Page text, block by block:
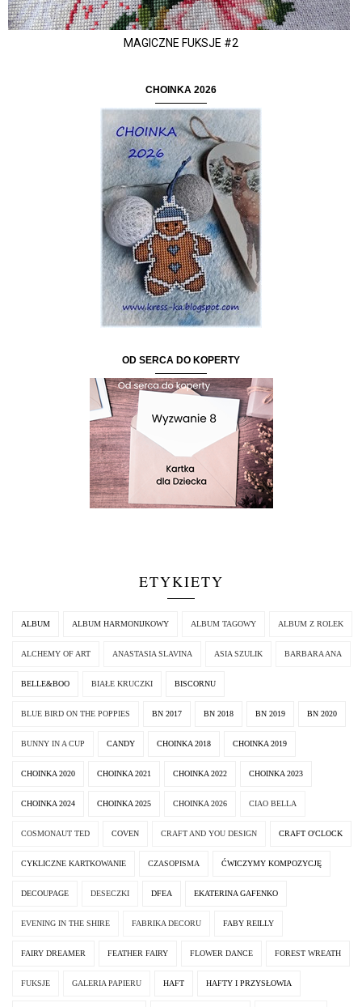
MAGICZNE FUKSJE #2
CHOINKA 2026
OD SERCA DO KOPERTY
ETYKIETY
ALBUM ALBUM HARMONIJKOWY ALBUM TAGOWY ALBUM Z ROLEK
ALCHEMY OF ART ANASTASIA SLAVINA ASIA SZULIK BARBARA ANA
BELLE&BOO BIAŁE KRUCZKI BISCORNU
BLUE BIRD ON THE POPPIES BN 2017 BN 2018 BN 2019 BN 2020
BUNNY IN A CUP CANDY CHOINKA 2018 CHOINKA 2019
CHOINKA 2020 CHOINKA 2021 CHOINKA 2022 CHOINKA 2023
CHOINKA 2024 CHOINKA 2025 CHOINKA 2026 CIAO BELLA
COSMONAUT TED COVEN CRAFT AND YOU DESIGN CRAFT O'CLOCK
CYKLICZNE KARTKOWANIE CZASOPISMA ĆWICZYMY KOMPOZYCJĘ
DECOUPAGE DESECZKI DFEA EKATERINA GAFENKO
EVENING IN THE SHIRE FABRIKA DECORU FABY REILLY
FAIRY DREAMER FEATHER FAIRY FLOWER DANCE FOREST WREATH
FUKSJE GALERIA PAPIERU HAFT HAFTY I PRZYSŁOWIA